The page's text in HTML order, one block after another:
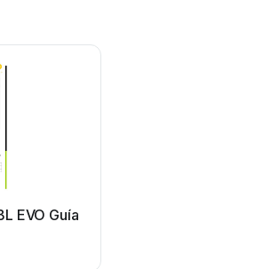
EVO Guía